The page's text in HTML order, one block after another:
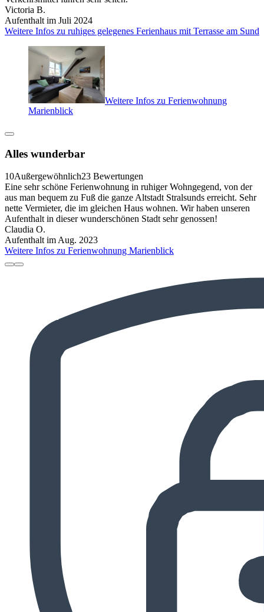
Victoria B.
Aufenthalt im Juli 2024
Weitere Infos zu ruhiges gelegenes Ferienhaus mit Terrasse am Sund
Weitere Infos zu Ferienwohnung
Marienblick
Alles wunderbar
10Außergewöhnlich23 Bewertungen
Eine sehr schöne Ferienwohnung in ruhiger Wohngegend, von der
aus man bequem zu Fuß die ganze Altstadt Stralsunds erreicht. Sehr
nette Vermieter, die im gleichen Haus wohnen. Wir haben unseren
Aufenthalt in dieser wunderschönen Stadt sehr genossen!
Claudia O.
Aufenthalt im Aug. 2023
Weitere Infos zu Ferienwohnung Marienblick